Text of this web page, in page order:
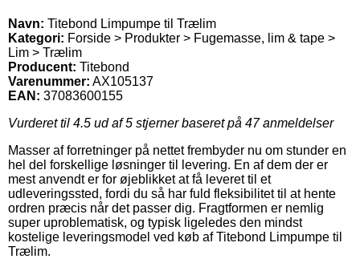
Navn: Titebond Limpumpe til Trælim
Kategori: Forside > Produkter > Fugemasse, lim & tape >
Lim > Trælim
Producent: Titebond
Varenummer: AX105137
EAN: 37083600155
Vurderet til 4.5 ud af 5 stjerner baseret på 47anmeldelser
Masser af forretninger på nettet frembyder nu om stunder en
hel del forskellige løsninger til levering. En af dem der er
mest anvendt er for øjeblikket at få leveret til et
udleveringssted, fordi du så har fuld fleksibilitet til at hente
ordren præcis når det passer dig. Fragtformen er nemlig
super uproblematisk, og typisk ligeledes den mindst
kostelige leveringsmodel ved køb af Titebond Limpumpe til
Trælim.